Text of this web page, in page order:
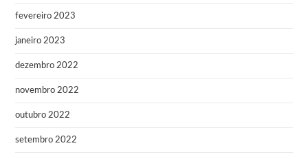
fevereiro 2023
janeiro 2023
dezembro 2022
novembro 2022
outubro 2022
setembro 2022